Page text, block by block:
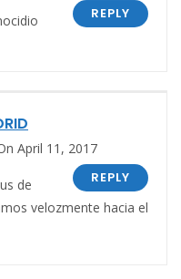
REPLY
April 11, 2017
REPLY
de
velozmente hacia el